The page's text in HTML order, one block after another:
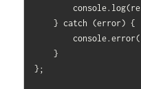
        console.log(response.data);
    } catch (error) {
        console.error('Axios error:', error);
    }
};